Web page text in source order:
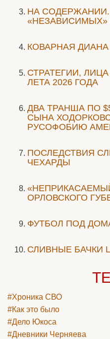
НА
«НЕЗАВИСИМЫХ»
КОВАРНАЯ ДИАНА
СТРАТЕГИИ,
ЛЕТА 2026 ГОДА
ДВА ТРАНША ПО
СЫНА
РУСОФОБИЮ
ПОСЛЕДСТВИЯ
ЧЕХАРДЫ
ОРЛОВСКОГО
ФУТБОЛ ПОД
СЛИВНЫЕ БАЧКИ
#Хроника СВО
#Как это было
#Дело Юкоса
#Дневники Черняева